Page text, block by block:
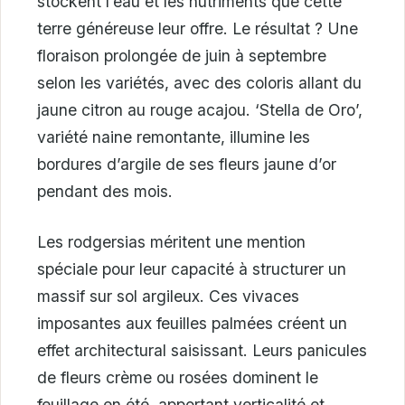
terre généreuse leur offre. Le résultat ? Une
floraison prolongée de juin à septembre
selon les variétés, avec des coloris allant du
jaune citron au rouge acajou. ‘Stella de Oro’,
variété naine remontante, illumine les
bordures d’argile de ses fleurs jaune d’or
pendant des mois.
Les rodgersias méritent une mention
spéciale pour leur capacité à structurer un
massif sur sol argileux. Ces vivaces
imposantes aux feuilles palmées créent un
effet architectural saisissant. Leurs panicules
de fleurs crème ou rosées dominent le